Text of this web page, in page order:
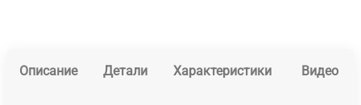
Описание Детали Характеристики Видео